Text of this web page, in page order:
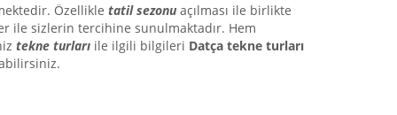
Özellikle tatil sezonu açılması ile birlikte
ile sizlerin tercihine sunulmaktadır. Hem
tekne turları ile ilgili bilgileri Datça tekne turları